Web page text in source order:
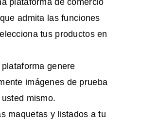
plataforma de comercio
admita las funciones
tus productos en
genere
imágenes de prueba
mismo.
maquetas y listados a tu